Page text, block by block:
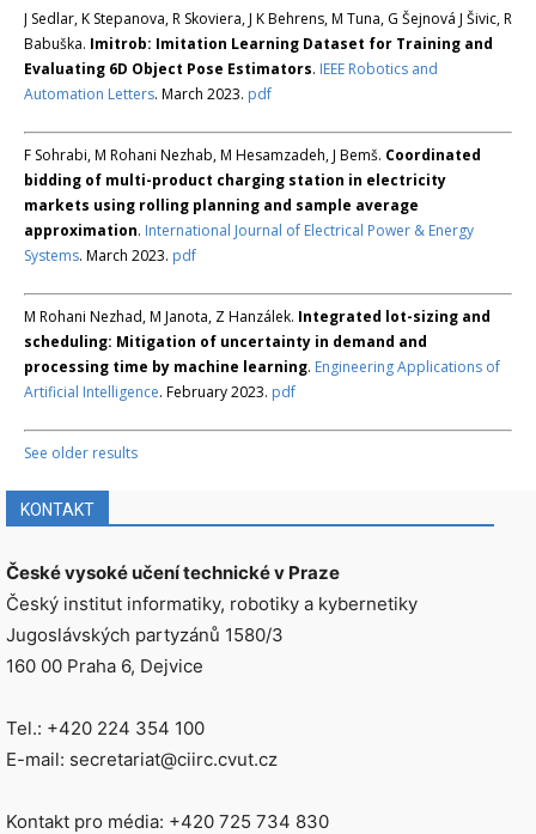
J Sedlar, K Stepanova, R Skoviera, J K Behrens, M Tuna, G Šejnová J Šivic, R
Babuška. Imitrob: Imitation Learning Dataset for Training and
Evaluating 6D Object Pose Estimators. IEEE Robotics and
Automation Letters. March 2023. pdf
F Sohrabi, M Rohani Nezhab, M Hesamzadeh, J Bemš. Coordinated
bidding of multi-product charging station in electricity
markets using rolling planning and sample average
approximation. International Journal of Electrical Power & Energy
Systems. March 2023. pdf
M Rohani Nezhad, M Janota, Z Hanzálek. Integrated lot-sizing and
scheduling: Mitigation of uncertainty in demand and
processing time by machine learning. Engineering Applications of
Artificial Intelligence. February 2023. pdf
See older results
KONTAKT
České vysoké učení technické v Praze
Český institut informatiky, robotiky a kybernetiky
Jugoslávských partyzánů 1580/3
160 00 Praha 6, Dejvice
Tel.: +420 224 354 100
E-mail: secretariat@ciirc.cvut.cz
Kontakt pro média: +420 725 734 830